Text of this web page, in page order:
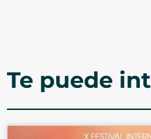
Te puede